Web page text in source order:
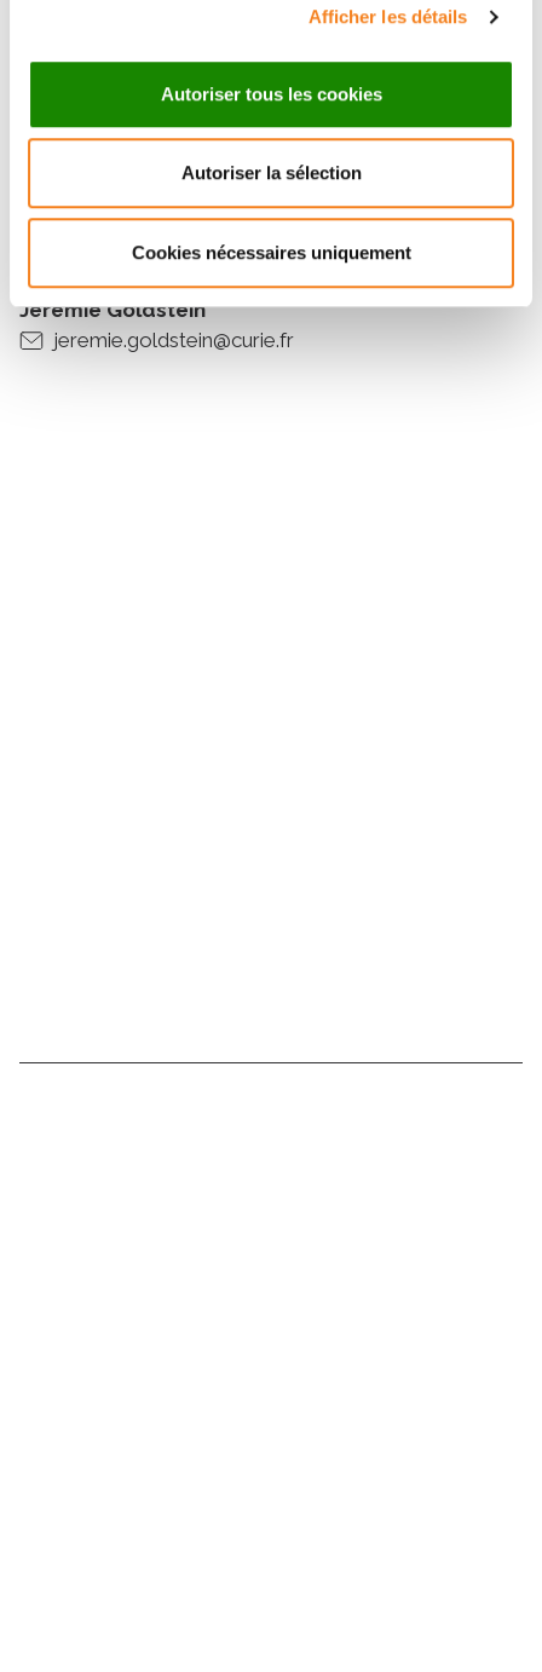
Afficher les détails
Autoriser tous les cookies
Autoriser la sélection
Cookies nécessaires uniquement
Institut Curie
Une question sur le séminaire ?
Marianne BURBAGE
marianne.burbage@curie.fr
Jérémie Goldstein
jeremie.goldstein@curie.fr